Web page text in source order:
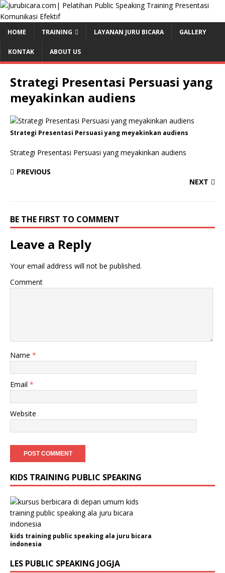
HOME TRAINING LAYANAN JURU BICARA GALLERY
KONTAK ABOUT US
Strategi Presentasi Persuasi yang
meyakinkan audiens
Strategi Presentasi Persuasi yang meyakinkan audiens
Strategi Presentasi Persuasi yang meyakinkan audiens
PREVIOUS
NEXT
BE THE FIRST TO COMMENT
Leave a Reply
Your email address will not be published.
Comment
Name *
Email *
Website
KIDS TRAINING PUBLIC SPEAKING
kids training public speaking ala juru bicara
indonesia
LES PUBLIC SPEAKING JOGJA